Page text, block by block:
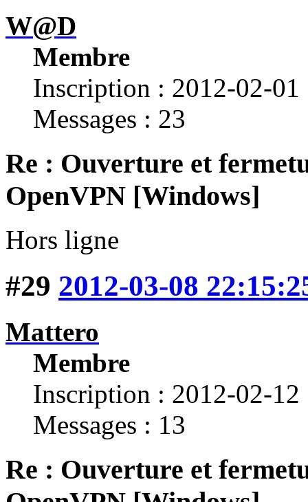
W@D
Membre
Inscription : 2012-02-01
Messages : 23
Re : Ouverture et
OpenVPN [Windows]
Hors ligne
#29 2012-03-08
Mattero
Membre
Inscription : 2012-02-12
Messages : 13
Re : Ouverture et